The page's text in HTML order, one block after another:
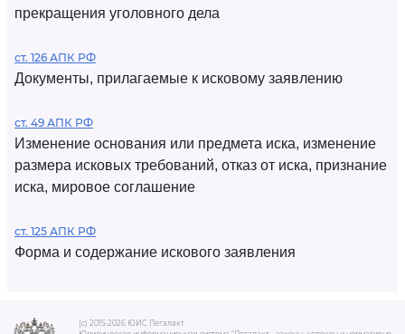
прекращения уголовного дела
ст. 126 АПК РФ
Документы, прилагаемые к исковому заявлению
ст. 49 АПК РФ
Изменение основания или предмета иска, изменение
размера исковых требований, отказ от иска, признание
иска, мировое соглашение
ст. 125 АПК РФ
Форма и содержание искового заявления
(c) 2015-2026 ЮИС Легалакт